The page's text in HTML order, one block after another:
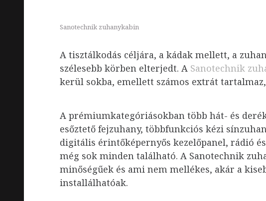
Sanotechnik zuhanykabin
A tisztálkodás céljára, a kádak mellett, a
szélesebb körben elterjedt. A Sanotechnik
kerül sokba, emellett számos extrát
A prémiumkategóriásokban több hát- és
esőztető fejzuhany, többfunkciós kézi
digitális érintőképernyős kezelőpanel, rádió
még sok minden található. A Sanotechnik
minőségűek és ami nem mellékes, akár a
installálhatóak.